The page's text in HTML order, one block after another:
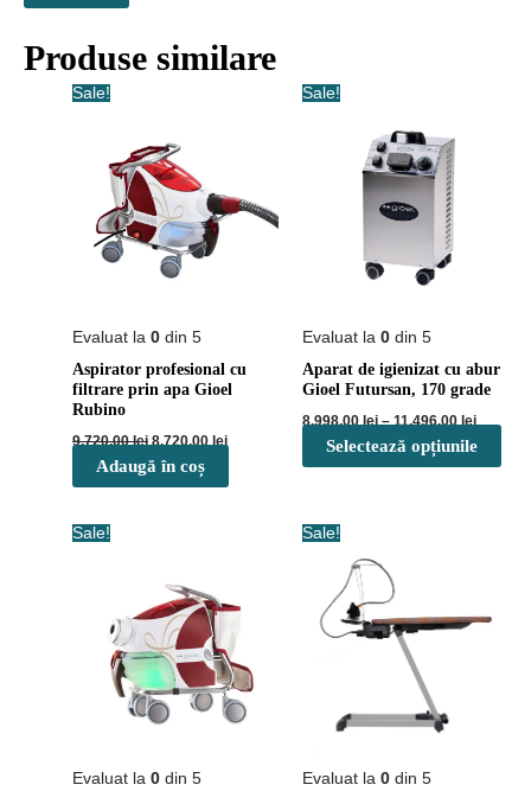
Produse similare
Sale!
Evaluat la0 din 5
Aspirator profesional cu
filtrare prin apa Gioel
Rubino
9,720.00lei Prețul
a
8,720.00leiPrețul
Adaugă în coș
Sale!
Evaluat la 0din 5
Aparat de igienizat cu abur
Gioel Futursan, 170 grade
8,998.00lei – 11,496.00leiInterval
prețuri:
Selectează opțiunile
Sale!
Evaluat la0 din 5
Sale!
Evaluat la 0din 5